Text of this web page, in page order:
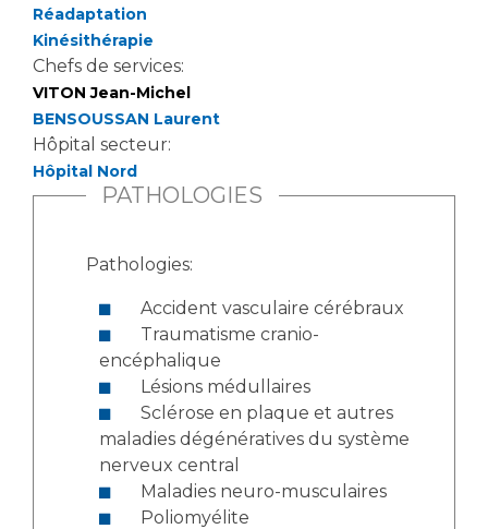
Réadaptation
Kinésithérapie
Chefs de services:
VITON Jean-Michel
BENSOUSSAN Laurent
Hôpital secteur:
Hôpital Nord
PATHOLOGIES
Pathologies:
Accident vasculaire cérébraux
encéphalique
Lésions médullaires
maladies dégénératives du système
nerveux central
Maladies neuro-musculaires
Poliomyélite